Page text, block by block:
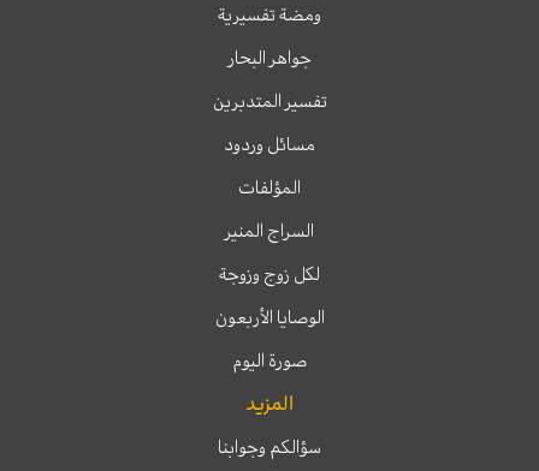
ومضة تفسيرية
جواهر البحار
تفسير المتدبرين
مسائل وردود
المؤلفات
السراج المنير
لكل زوج وزوجة
الوصايا الأربعون
صورة اليوم
المزيد
سؤالكم وجوابنا